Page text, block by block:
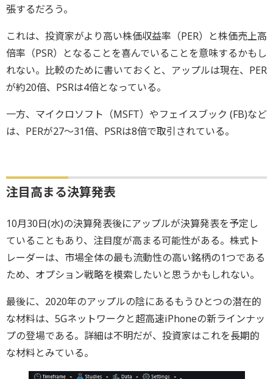
張するだろう。
これは、投資家がより高い株価収益率（PER）と株価売上高
倍率（PSR）となることを喜んでいることを意味するかもし
れない。比較のために書いておくと、アップルは現在、PER
が約20倍、PSRは4倍となっている。
一方、マイクロソフト（MSFT）やフェイスブック (FB)など
は、PERが27～31倍、PSRは8倍で取引されている。
注目高まる決算発表
10月30日(水)の決算発表後にアップルが決算発表を予定し
ていることもあり、注目度が高まる可能性がある。株式ト
レーダーは、市場全体の最も流動性の高い銘柄の1つである
ため、オプション戦略を模索したいと思うかもしれない。
最後に、2020年のアップルの陰にあるもうひとつの潜在的
な材料は、5Gネットワークと超高速iPhoneの新ラインナッ
プの登場である。詳細は不明だが、投資家はこれを長期的
な材料とみている。